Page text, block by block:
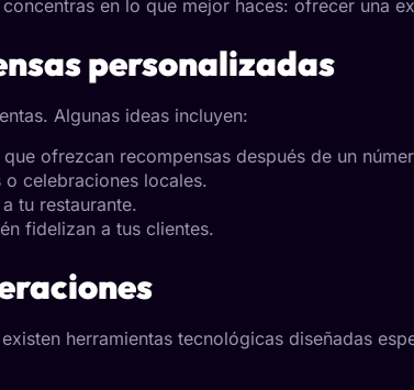
en lo que mejor haces: ofrecer una
personalizadas
Algunas ideas incluyen:
ofrezcan recompensas después de un
celebraciones locales.
tu restaurante.
fidelizan a tus clientes.
herramientas tecnológicas diseñadas